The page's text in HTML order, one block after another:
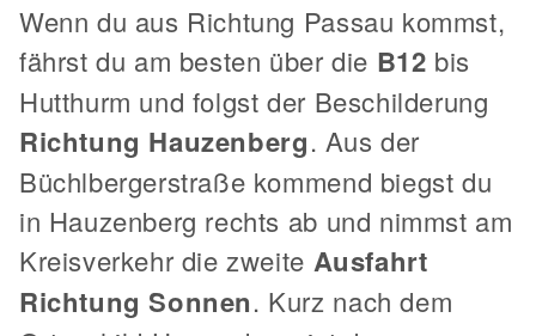
Wenn du aus Richtung Passau kommst,
fährst du am besten über die B12 bis
Hutthurm und folgst der Beschilderung
Richtung Hauzenberg. Aus der
Büchlbergerstraße kommend biegst du
in Hauzenberg rechts ab und nimmst am
Kreisverkehr die zweite Ausfahrt
Richtung Sonnen. Kurz nach dem